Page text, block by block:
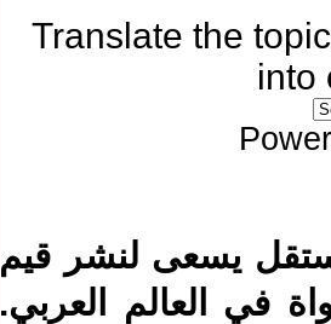
Translate the topic
into
يسعى لنشر قيم
في العالم العربي.